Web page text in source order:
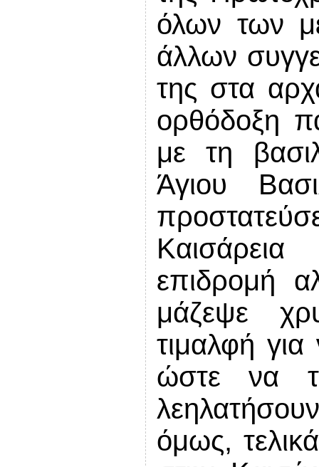
όλων των
άλλων
της στα
ορθόδοξη
με τη
Άγιου
επιδρομή
μάζεψε
τιμαλφή
ώστε να
όμως,